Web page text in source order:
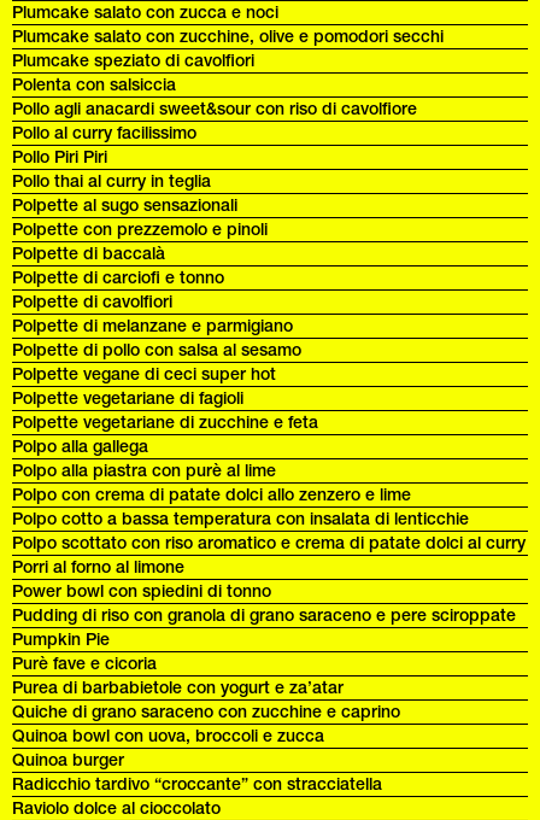
Plumcake salato con zucca e noci
Plumcake salato con zucchine, olive e pomodori secchi
Plumcake speziato di cavolfiori
Polenta con salsiccia
Pollo agli anacardi sweet&sour con riso di cavolfiore
Pollo al curry facilissimo
Pollo Piri Piri
Pollo thai al curry in teglia
Polpette al sugo sensazionali
Polpette con prezzemolo e pinoli
Polpette di baccalà
Polpette di carciofi e tonno
Polpette di cavolfiori
Polpette di melanzane e parmigiano
Polpette di pollo con salsa al sesamo
Polpette vegane di ceci super hot
Polpette vegetariane di fagioli
Polpette vegetariane di zucchine e feta
Polpo alla gallega
Polpo alla piastra con purè al lime
Polpo con crema di patate dolci allo zenzero e lime
Polpo cotto a bassa temperatura con insalata di lenticchie
Polpo scottato con riso aromatico e crema di patate dolci al curry
Porri al forno al limone
Power bowl con spiedini di tonno
Pudding di riso con granola di grano saraceno e pere sciroppate
Pumpkin Pie
Purè fave e cicoria
Purea di barbabietole con yogurt e za’atar
Quiche di grano saraceno con zucchine e caprino
Quinoa bowl con uova, broccoli e zucca
Quinoa burger
Radicchio tardivo “croccante” con stracciatella
Raviolo dolce al cioccolato